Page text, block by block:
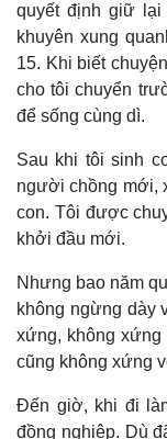
Kinh tế
quyết định giữ
khuyên xung
15. Khi biết
cho tôi chuyển
để sống cùng dì.
Sau khi tôi sinh
người chồng mới,
con. Tôi được
khởi đầu mới.
Nhưng bao năm
không ngừng dày
xứng, không
cũng không xứng
Đến giờ, khi đi
đồng nghiệp. Dù